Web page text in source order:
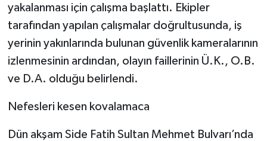
yakalanması için çalışma başlattı. Ekipler
tarafından yapılan çalışmalar doğrultusunda, iş
yerinin yakınlarında bulunan güvenlik kameralarının
izlenmesinin ardından, olayın faillerinin Ü.K., O.B.
ve D.A. olduğu belirlendi.
Nefesleri kesen kovalamaca
Dün akşam Side Fatih Sultan Mehmet Bulvarı’nda